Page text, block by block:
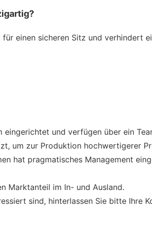
einen sicheren Sitz und
und verfügen über ein
um zur Produktion hochwertigerer
hat pragmatisches Management
Marktanteil im In- und Ausland.
sind, hinterlassen Sie bitte